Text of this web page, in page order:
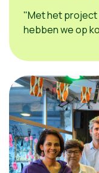
"Met het project
hebben we op